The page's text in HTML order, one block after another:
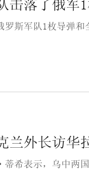
击落了俄
罗斯军队1枚导弹
兰外长访华
希表示，乌中两